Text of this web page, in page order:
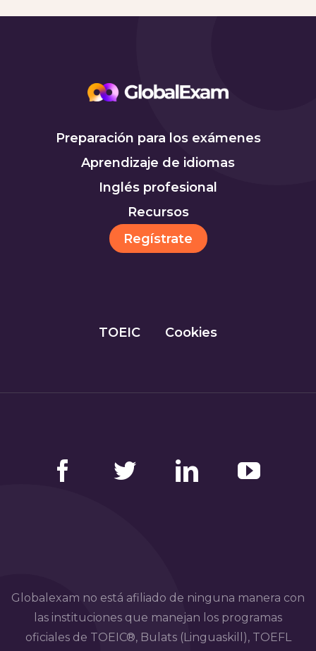
Preparación para los exámenes
Aprendizaje de idiomas
Inglés profesional
Recursos
Regístrate
TOEIC Cookies
Globalexam no está afiliado de ninguna manera con
las instituciones que manejan los programas
oficiales de TOEIC®, Bulats (Linguaskill), TOEFL